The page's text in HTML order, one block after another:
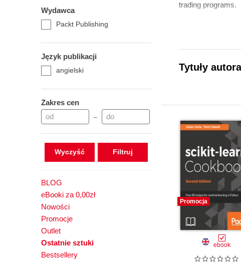
Wydawca
Packt Publishing
Język publikacji
angielski
Zakres cen
–
Wyczyść
BLOG
eBooki za 0,00zł
Nowości
Promocje
Outlet
Ostatnie sztuki
Bestsellery
trading programs.
Tytuły
Promocja
ebook